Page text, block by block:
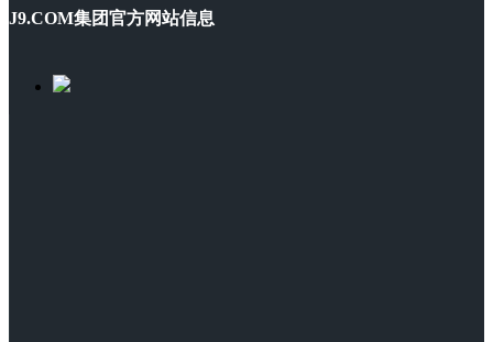
J9.COM集团官方网站信息